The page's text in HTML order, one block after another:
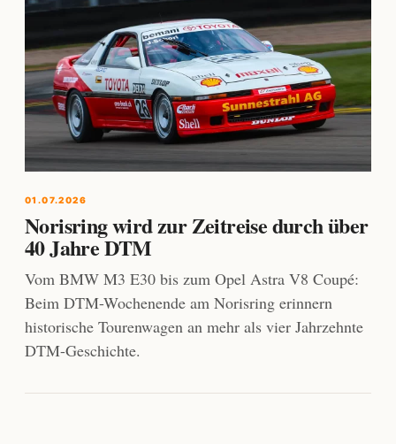
01.07.2026
Norisring wird zur Zeitreise durch über
40 Jahre DTM
Vom BMW M3 E30 bis zum Opel Astra V8 Coupé:
Beim DTM-Wochenende am Norisring erinnern
historische Tourenwagen an mehr als vier Jahrzehnte
DTM-Geschichte.